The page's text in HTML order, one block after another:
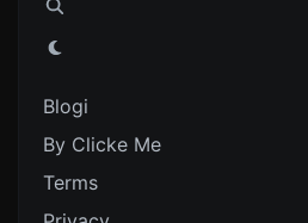
Blogi
By Clicke Me
Terms